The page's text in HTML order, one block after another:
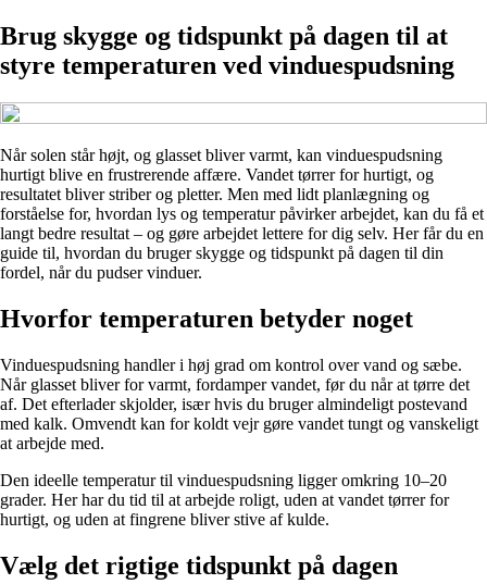
Brug skygge og tidspunkt på dagen til at
styre temperaturen ved vinduespudsning
Når solen står højt, og glasset bliver varmt, kan vinduespudsning
hurtigt blive en frustrerende affære. Vandet tørrer for hurtigt, og
resultatet bliver striber og pletter. Men med lidt planlægning og
forståelse for, hvordan lys og temperatur påvirker arbejdet, kan du få et
langt bedre resultat – og gøre arbejdet lettere for dig selv. Her får du en
guide til, hvordan du bruger skygge og tidspunkt på dagen til din
fordel, når du pudser vinduer.
Hvorfor temperaturen betyder noget
Vinduespudsning handler i høj grad om kontrol over vand og sæbe.
Når glasset bliver for varmt, fordamper vandet, før du når at tørre det
af. Det efterlader skjolder, især hvis du bruger almindeligt postevand
med kalk. Omvendt kan for koldt vejr gøre vandet tungt og vanskeligt
at arbejde med.
Den ideelle temperatur til vinduespudsning ligger omkring 10–20
grader. Her har du tid til at arbejde roligt, uden at vandet tørrer for
hurtigt, og uden at fingrene bliver stive af kulde.
Vælg det rigtige tidspunkt på dagen